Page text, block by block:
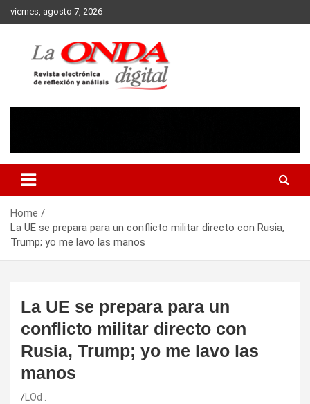
Skip
to
viernes, agosto 7, 2026
Home
La UE se prepara para un conflicto militar directo con Rusia,
Trump; yo me lavo las manos
La UE se prepara para un
conflicto militar directo con
Rusia, Trump; yo me lavo las
manos
LOd .